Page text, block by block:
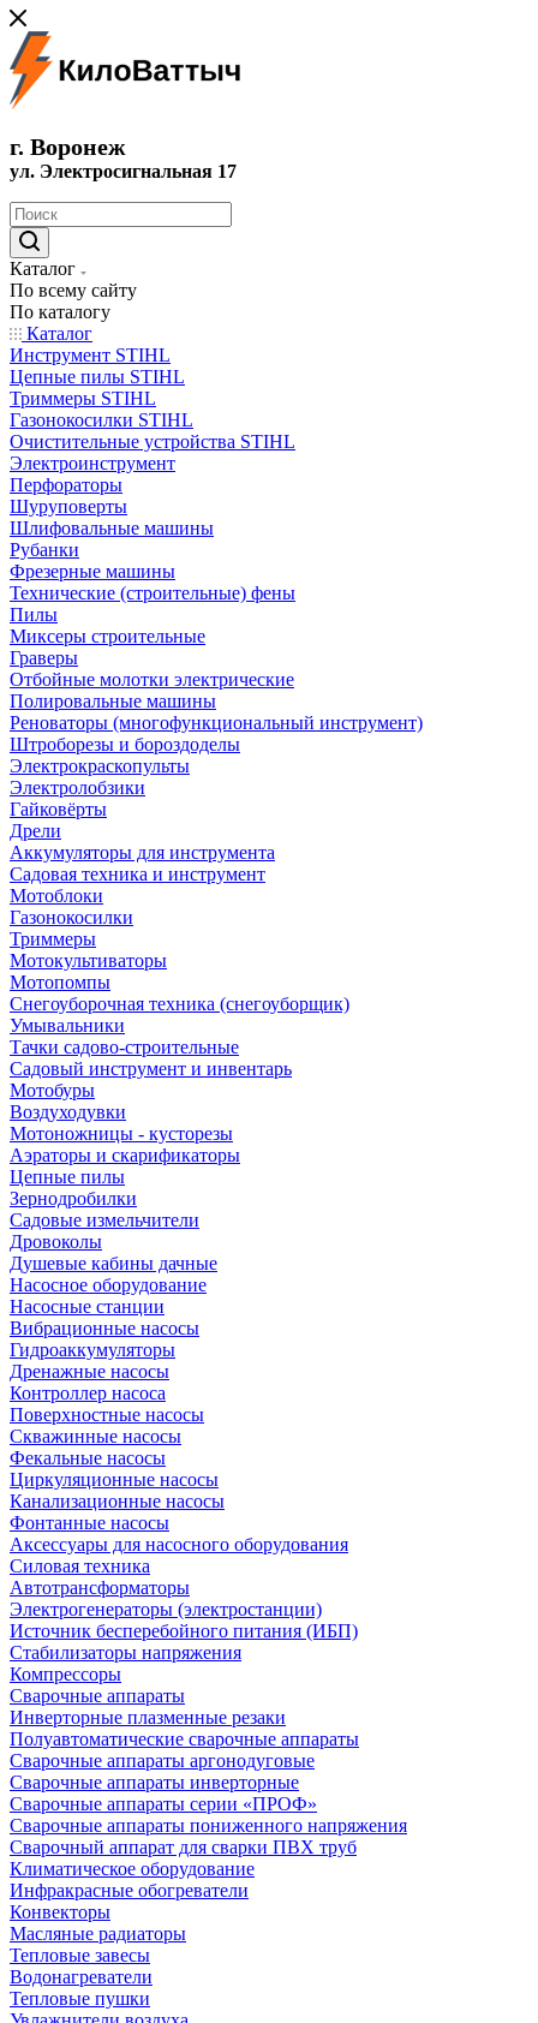
г. Воронеж
ул. Электросигнальная 17
Каталог
По всему сайту
По каталогу
Каталог
Инструмент STIHL
Цепные пилы STIHL
Триммеры STIHL
Газонокосилки STIHL
Очистительные устройства STIHL
Электроинструмент
Перфораторы
Шуруповерты
Шлифовальные машины
Рубанки
Фрезерные машины
Технические (строительные) фены
Пилы
Миксеры строительные
Граверы
Отбойные молотки электрические
Полировальные машины
Реноваторы (многофункциональный инструмент)
Штроборезы и бороздоделы
Электрокраскопульты
Электролобзики
Гайковёрты
Дрели
Аккумуляторы для инструмента
Садовая техника и инструмент
Мотоблоки
Газонокосилки
Триммеры
Мотокультиваторы
Мотопомпы
Снегоуборочная техника (снегоуборщик)
Умывальники
Тачки садово-строительные
Садовый инструмент и инвентарь
Мотобуры
Воздуходувки
Мотоножницы - кусторезы
Аэраторы и скарификаторы
Цепные пилы
Зернодробилки
Садовые измельчители
Дровоколы
Душевые кабины дачные
Насосное оборудование
Насосные станции
Вибрационные насосы
Гидроаккумуляторы
Дренажные насосы
Контроллер насоса
Поверхностные насосы
Скважинные насосы
Фекальные насосы
Циркуляционные насосы
Канализационные насосы
Фонтанные насосы
Аксессуары для насосного оборудования
Силовая техника
Автотрансформаторы
Электрогенераторы (электростанции)
Источник бесперебойного питания (ИБП)
Стабилизаторы напряжения
Компрессоры
Сварочные аппараты
Инверторные плазменные резаки
Полуавтоматические сварочные аппараты
Сварочные аппараты аргонодуговые
Сварочные аппараты инверторные
Сварочные аппараты серии «ПРОФ»
Сварочные аппараты пониженного напряжения
Сварочный аппарат для сварки ПВХ труб
Климатическое оборудование
Инфракрасные обогреватели
Конвекторы
Масляные радиаторы
Тепловые завесы
Водонагреватели
Тепловые пушки